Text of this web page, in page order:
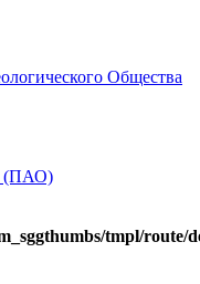
Общества
(ПАО)
tmpl/route/